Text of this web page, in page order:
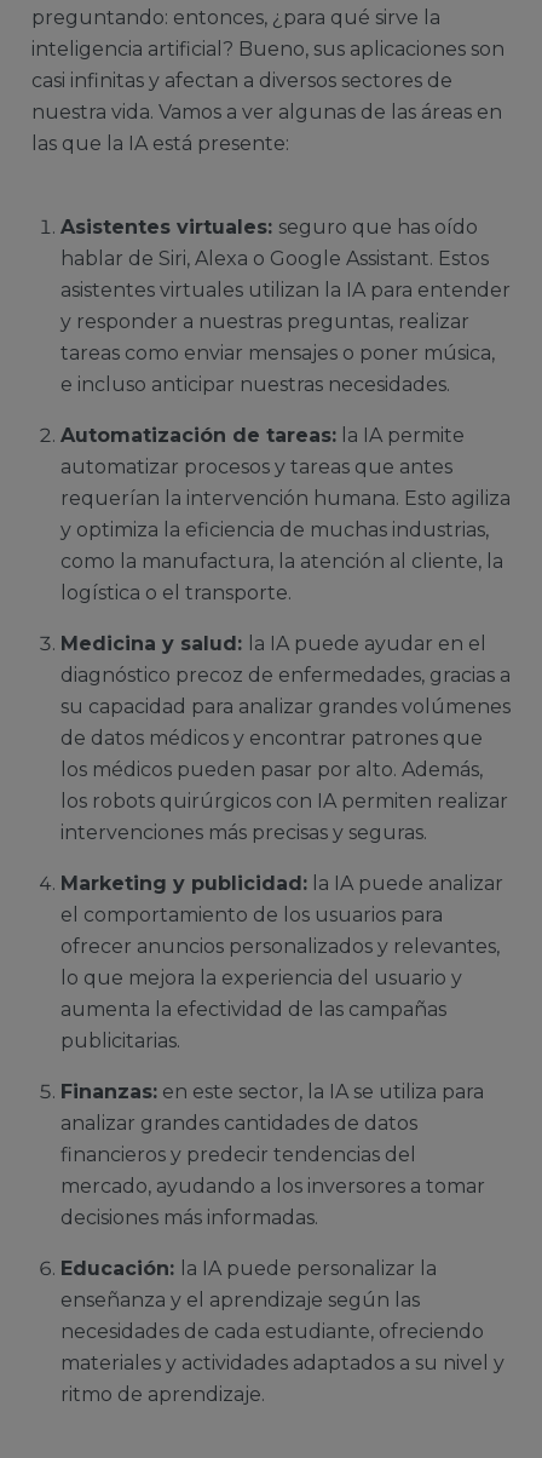
preguntando: entonces, ¿para qué sirve la
inteligencia artificial? Bueno, sus aplicaciones son
casi infinitas y afectan a diversos sectores de
nuestra vida. Vamos a ver algunas de las áreas en
las que la IA está presente:
Asistentes virtuales: seguro que has oído
hablar de Siri, Alexa o Google Assistant. Estos
asistentes virtuales utilizan la IA para entender
y responder a nuestras preguntas, realizar
tareas como enviar mensajes o poner música,
e incluso anticipar nuestras necesidades.
Automatización de tareas: la IA permite
automatizar procesos y tareas que antes
requerían la intervención humana. Esto agiliza
y optimiza la eficiencia de muchas industrias,
como la manufactura, la atención al cliente, la
logística o el transporte.
Medicina y salud: la IA puede ayudar en el
diagnóstico precoz de enfermedades, gracias a
su capacidad para analizar grandes volúmenes
de datos médicos y encontrar patrones que
los médicos pueden pasar por alto. Además,
los robots quirúrgicos con IA permiten realizar
intervenciones más precisas y seguras.
Marketing y publicidad: la IA puede analizar
el comportamiento de los usuarios para
ofrecer anuncios personalizados y relevantes,
lo que mejora la experiencia del usuario y
aumenta la efectividad de las campañas
publicitarias.
Finanzas: en este sector, la IA se utiliza para
analizar grandes cantidades de datos
financieros y predecir tendencias del
mercado, ayudando a los inversores a tomar
decisiones más informadas.
Educación: la IA puede personalizar la
enseñanza y el aprendizaje según las
necesidades de cada estudiante, ofreciendo
materiales y actividades adaptados a su nivel y
ritmo de aprendizaje.